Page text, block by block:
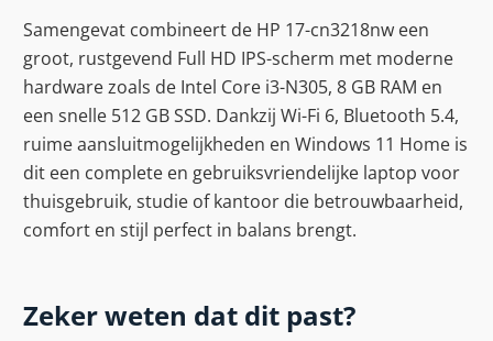
Samengevat combineert de HP 17-cn3218nw een
groot, rustgevend Full HD IPS-scherm met moderne
hardware zoals de Intel Core i3-N305, 8 GB RAM en
een snelle 512 GB SSD. Dankzij Wi-Fi 6, Bluetooth 5.4,
ruime aansluitmogelijkheden en Windows 11 Home is
dit een complete en gebruiksvriendelijke laptop voor
thuisgebruik, studie of kantoor die betrouwbaarheid,
comfort en stijl perfect in balans brengt.
Zeker weten dat dit past?